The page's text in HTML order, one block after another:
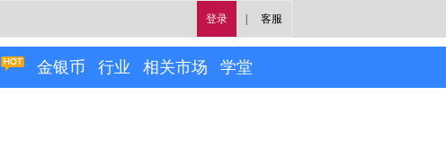
登录 客服
金银币 行业 相关市场 学堂